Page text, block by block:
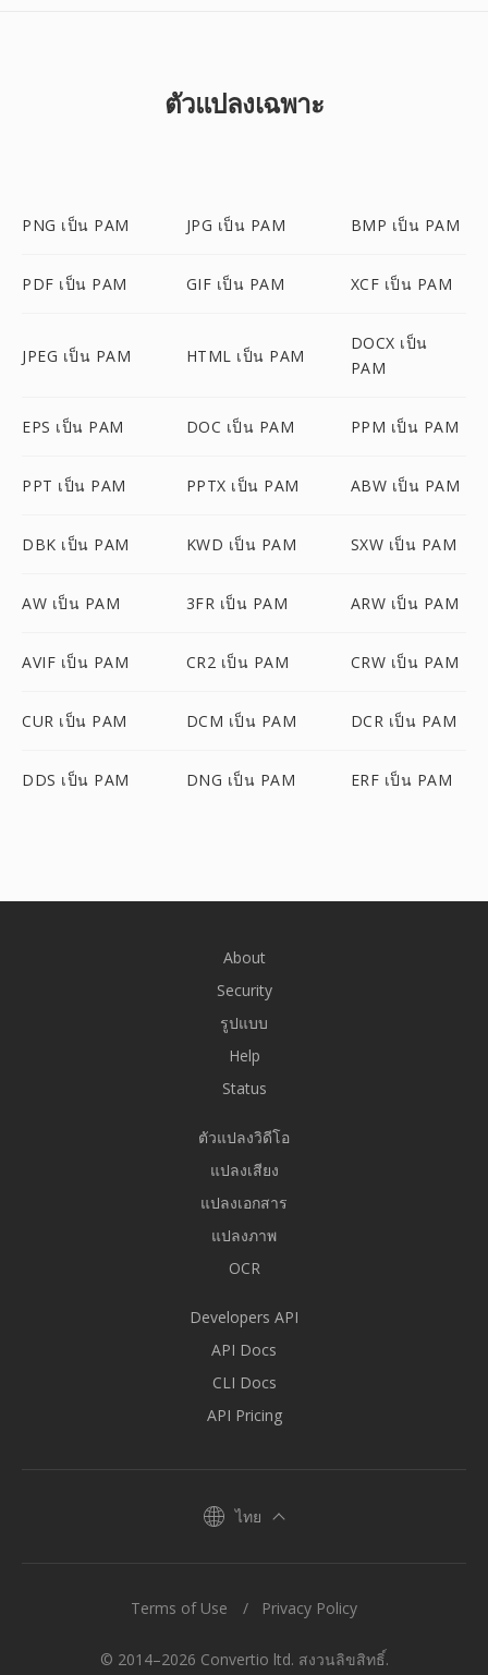
ตัวแปลงเฉพาะ
PNG เป็น PAM JPG เป็น PAM BMP เป็น PAM
PDF เป็น PAM GIF เป็น PAM XCF เป็น PAM
JPEG เป็น PAM HTML เป็น PAM
DOCX เป็น
PAM
EPS เป็น PAM DOC เป็น PAM PPM เป็น PAM
PPT เป็น PAM PPTX เป็น PAM ABW เป็น PAM
DBK เป็น PAM KWD เป็น PAM SXW เป็น PAM
AW เป็น PAM 3FR เป็น PAM ARW เป็น PAM
AVIF เป็น PAM CR2 เป็น PAM CRW เป็น PAM
CUR เป็น PAM DCM เป็น PAM DCR เป็น PAM
DDS เป็น PAM DNG เป็น PAM ERF เป็น PAM
About
Security
รูปแบบ
Help
Status
ตัวแปลงวิดีโอ
แปลงเสียง
แปลงเอกสาร
แปลงภาพ
OCR
Developers API
API Docs
CLI Docs
API Pricing
ไทย
© 2014–2026 Convertio ltd. สงวนลิขสิทธิ์.
Terms of Use Privacy Policy